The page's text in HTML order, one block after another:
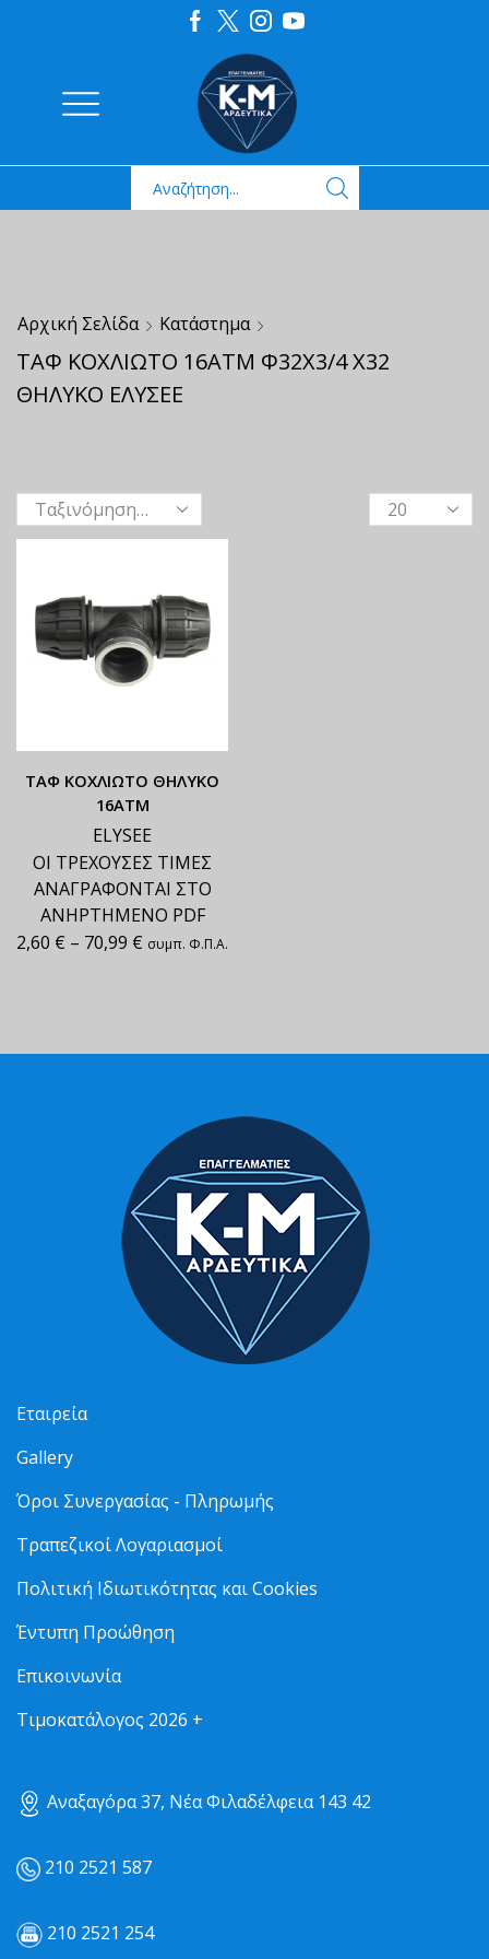
Αρχική Σελίδα Κατάστημα
ΤΑΦ ΚΟΧΛΙΩΤΟ 16ΑΤΜ Φ32Χ3/4 Χ32
ΘΗΛΥΚΟ ΕΛΥΣΕΕ
ΤΑΦ ΚΟΧΛΙΩΤΟ ΘΗΛΥΚΟ
16ΑΤΜ
ELYSEE
ΟΙ ΤΡΕΧΟΥΣΕΣ ΤΙΜΕΣ
ΑΝΑΓΡΑΦΟΝΤΑΙ ΣΤΟ
ΑΝΗΡΤΗΜΕΝΟ PDF
2,60 € – 70,99 € συμπ. Φ.Π.Α.
Εταιρεία
Gallery
Όροι Συνεργασίας - Πληρωμής
Τραπεζικοί Λογαριασμοί
Πολιτική Ιδιωτικότητας και Cookies
Έντυπη Προώθηση
Επικοινωνία
Τιμοκατάλογος 2026 +
Αναξαγόρα 37, Νέα Φιλαδέλφεια 143 42
210 2521 587
210 2521 254